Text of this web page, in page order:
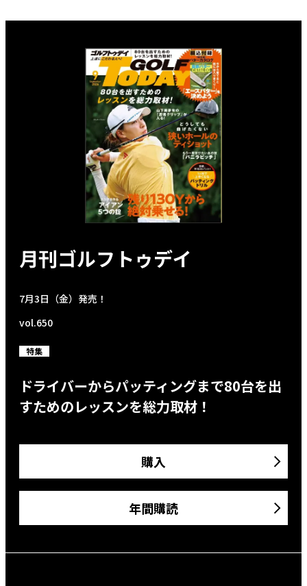
月刊ゴルフトゥデイ
7月3日（金）発売！
vol.650
特集
ドライバーからパッティングまで80台を出
すためのレッスンを総力取材！
購入
年間購読